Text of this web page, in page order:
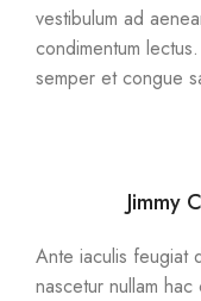
vestibulum ad
condimentum
semper et congue
Jimmy
Ante iaculis feugiat
nascetur nullam